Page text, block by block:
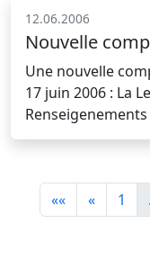
12.06.2006
Nouvelle
Une nouvelle
17 juin 2006 : La
Renseigenements
«« « 1